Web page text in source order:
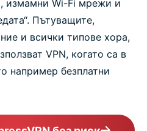
измамни Wi-Fi мрежи и
Пътуващите,
и всички типове хора,
VPN, когато са в
например безплатни